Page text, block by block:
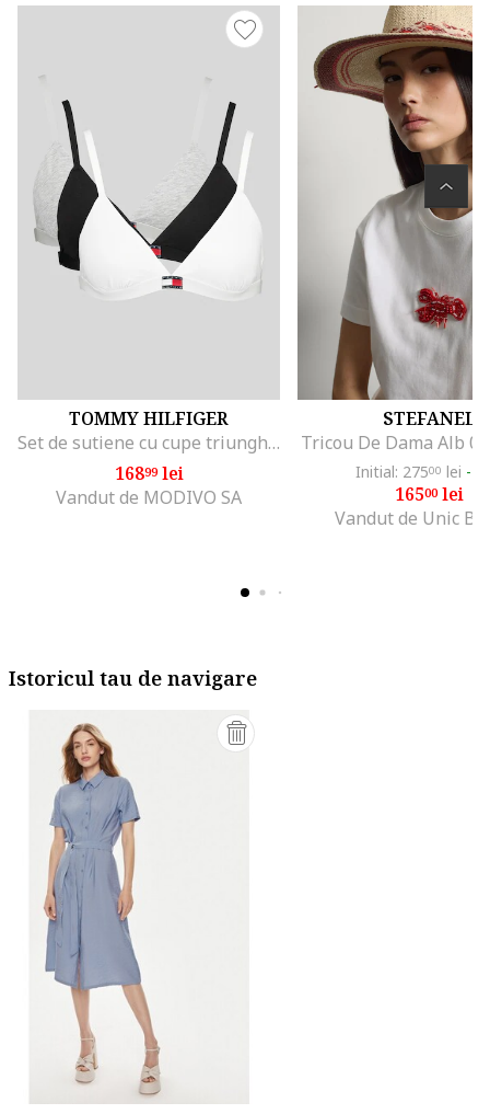
TOMMY HILFIGER
Set de sutiene cu cupe triunghiulare si detaliu logo - 3 perechi, Alb/Negru/Gri melange
16899lei
Vandut de MODIVO SA
STEFANEL
Tricou De Dama Alb
Initial: 27500 lei -
16500lei
Vandut de Unic
Istoricul tau de navigare